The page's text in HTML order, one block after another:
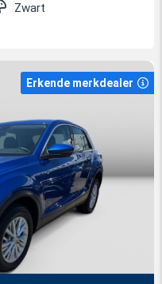
Zwart
Erkende merkdealer